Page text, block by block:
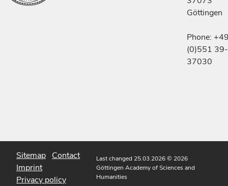
Göttingen
Phone:
(0)551 39-
37030
Sitemap Contact
Imprint
Privacy policy
Last changed 25.03.2026© 2026
Göttingen Academy of Sciences and
Humanities